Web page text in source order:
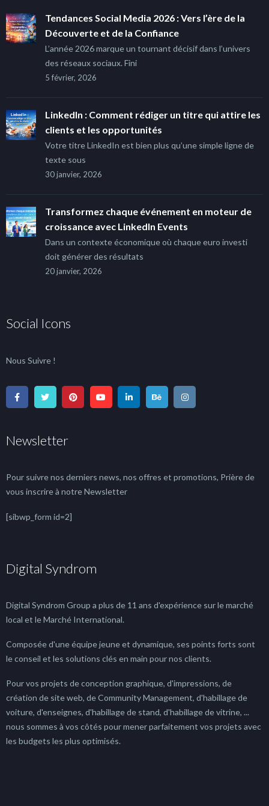
Tendances Social Media 2026 : Vers l’ère de la
Découverte et de la Confiance
L’année 2026 marque un tournant décisif dans l’univers
des réseaux sociaux. Fini
5 février, 2026
LinkedIn : Comment rédiger un titre qui attire les
clients et les opportunités
Votre titre LinkedIn est bien plus qu’une simple ligne de
texte sous
30 janvier, 2026
Transformez chaque événement en moteur de
croissance avec LinkedIn Events
Dans un contexte économique où chaque euro investi
doit générer des résultats
20 janvier, 2026
Social Icons
Nous Suivre !
Newsletter
Pour suivre nos derniers news, nos offres et promotions, Prière de
vous inscrire à notre Newsletter
[sibwp_form id=2]
Digital Syndrom
Digital Syndrom Group a plus de 11 ans d'expérience sur le marché
local et le Marché International.
Composée d'une équipe jeune et dynamique, ses points forts sont
le conseil et les solutions clés en main pour nos clients.
Pour vos projets de conception graphique, d'impressions, de
création de site web, de Community Management, d'habillage de
voiture, d'enseignes, d'habillage de stand, d'habillage de vitrine, ...
nous sommes à vos côtés pour mener parfaitement vos projets avec
les budgets les plus optimisés.